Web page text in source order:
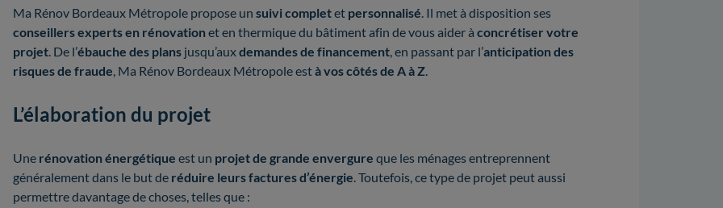
Ma Rénov Bordeaux Métropole propose un suivi completet personnalisé. Il met à disposition ses
conseillers experts en rénovationet en thermique du bâtiment afin de vous aider à concrétiser votre
projet. De l’ébauche des plans jusqu’auxdemandes de financement, en passant par l’anticipation des
risques de fraude, Ma Rénov Bordeaux Métropole està vos côtés de A à Z.
L’élaboration du projet
Une rénovation énergétique est un projet de grande envergure que les ménages entreprennent
généralement dans le but de réduire leurs factures d’énergie. Toutefois, ce type de projet peut aussi
permettre davantage de choses, telles que :